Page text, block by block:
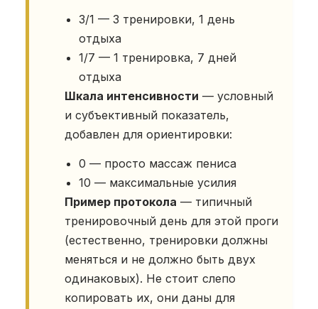
3/1 — 3 тренировки, 1 день
отдыха
1/7 — 1 тренировка, 7 дней
отдыха
Шкала интенсивности — условный
и субъективный показатель,
добавлен для ориентировки:
0 — просто массаж пениса
10 — максимальные усилия
Пример протокола — типичный
тренировочный день для этой проги
(естественно, тренировки должны
меняться и не должно быть двух
одинаковых). Не стоит слепо
копировать их, они даны для